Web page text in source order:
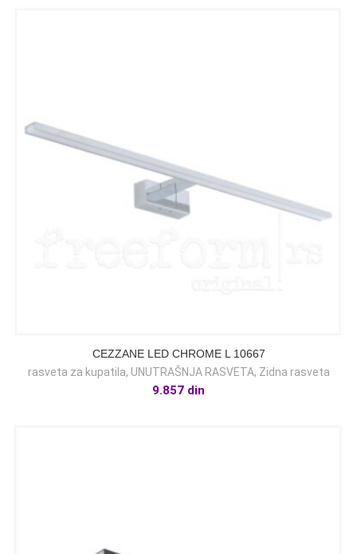
CEZZANE LED CHROME L 10667
rasveta za kupatila, UNUTRAŠNJA RASVETA, Zidna rasveta
9.857 din